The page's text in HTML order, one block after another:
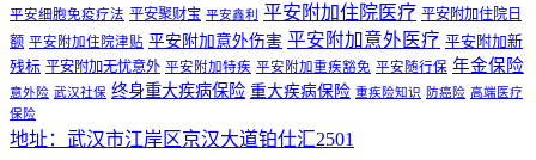
平安细胞免疫疗法 平安聚财宝 平安鑫利 平安附加住院医疗 平安附加住院日
额 平安附加住院津贴 平安附加意外伤害 平安附加意外医疗 平安附加新
残标 平安附加无忧意外 平安附加特疾 平安附加重疾豁免 平安随行保 年金保险
意外险 武汉社保 终身重大疾病保险 重大疾病保险 重疾险知识 防癌险 高端医疗
保险
地址：武汉市江岸区京汉大道铂仕汇2501